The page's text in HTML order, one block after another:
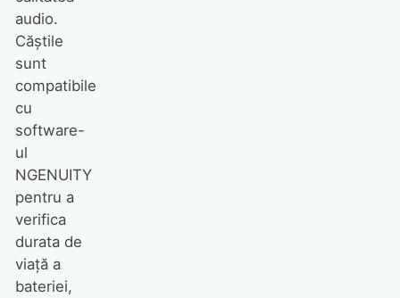
audio.
Căștile
sunt
compatibile
cu
software-
ul
NGENUITY
pentru a
verifica
durata de
viață a
bateriei,